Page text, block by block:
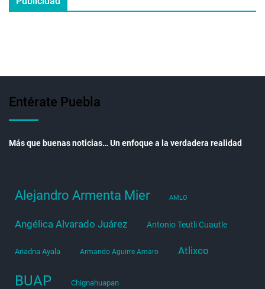
Entérate Puebla
Más que buenas noticias… Un enfoque a la verdadera realidad
Alejandro Armenta Mier AMLO
Angélica Alvarado Juárez Antonio Teutli Cuautle
Ariadna Ayala Armando Aguirre Amaro Atlixco
BUAP Chignahuapan